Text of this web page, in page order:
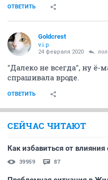
ОТВЕТИТЬ
Goldcrest
v.i.p.
24 февраля 2020
"Далеко не всегда", ну ё-
спрашивала вроде.
ОТВЕТИТЬ
СЕЙЧАС ЧИТАЮТ
Как избавиться от влияния
39959 87